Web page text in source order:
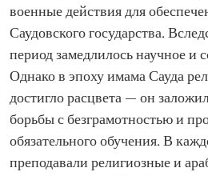
военные действия для
Саудовского государства.
период замедлилось научное и
Однако в эпоху имама Сауда
достигло расцвета — он
борьбы с безграмотностью и
обязательного обучения. В
преподавали религиозные и